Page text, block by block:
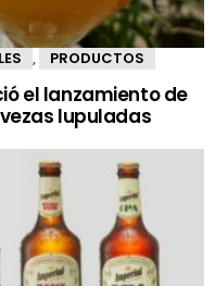
PRODUCTOS
el lanzamiento de
lupuladas